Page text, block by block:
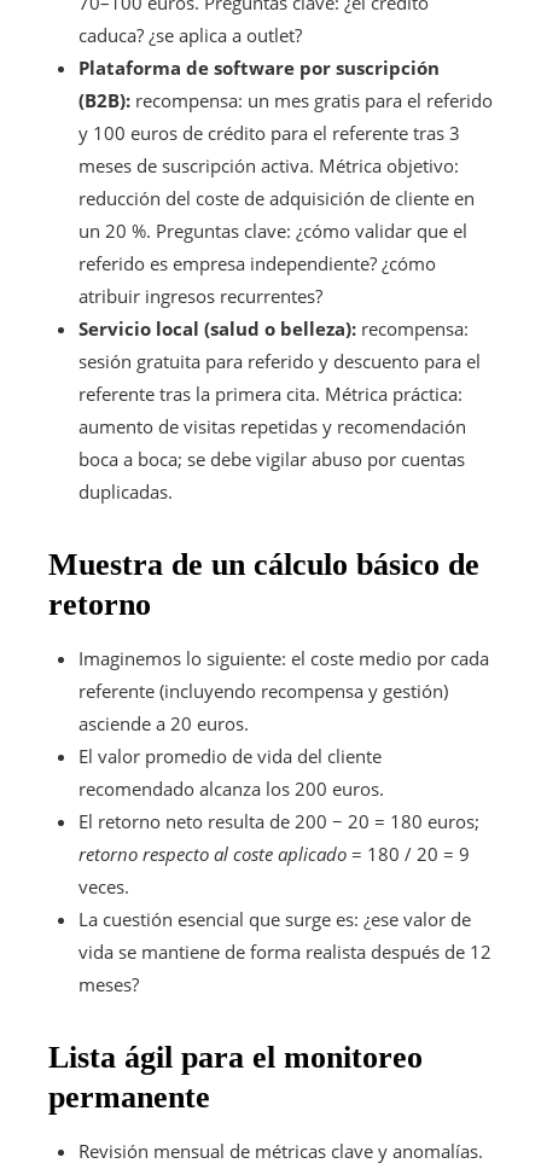
caduca? ¿se aplica a outlet?
Plataforma de software por suscripción
(B2B): recompensa: un mes gratis para el referido
y 100 euros de crédito para el referente tras 3
meses de suscripción activa. Métrica objetivo:
reducción del coste de adquisición de cliente en
un 20 %. Preguntas clave: ¿cómo validar que el
referido es empresa independiente? ¿cómo
atribuir ingresos recurrentes?
Servicio local (salud o belleza): recompensa:
sesión gratuita para referido y descuento para el
referente tras la primera cita. Métrica práctica:
aumento de visitas repetidas y recomendación
boca a boca; se debe vigilar abuso por cuentas
duplicadas.
Muestra de un cálculo básico de
retorno
Imaginemos lo siguiente: el coste medio por cada
referente (incluyendo recompensa y gestión)
asciende a 20 euros.
El valor promedio de vida del cliente
recomendado alcanza los 200 euros.
El retorno neto resulta de 200 − 20 = 180 euros;
retorno respecto al coste aplicado = 180 / 20 = 9
veces.
La cuestión esencial que surge es: ¿ese valor de
vida se mantiene de forma realista después de 12
meses?
Lista ágil para el monitoreo
permanente
Revisión mensual de métricas clave y anomalías.